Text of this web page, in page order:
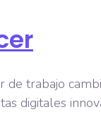
trabajo
digitales